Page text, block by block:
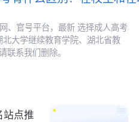
、官号平台，最新 选择成人高考
大学继续教育学院、湖北省教
联系我们删除。
站点推